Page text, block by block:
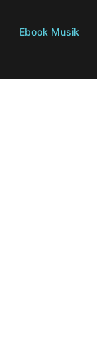
Ebook Musik